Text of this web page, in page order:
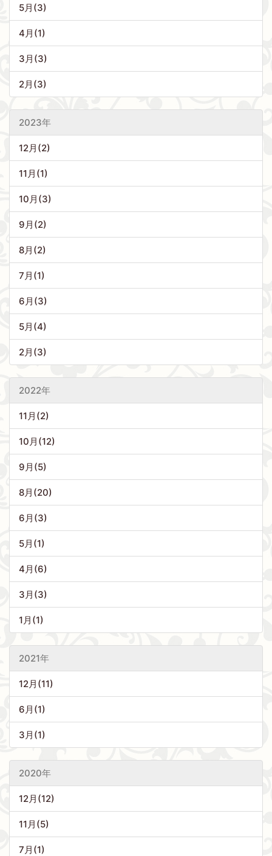
5月(3)
4月(1)
3月(3)
2月(3)
2023年
12月(2)
11月(1)
10月(3)
9月(2)
8月(2)
7月(1)
6月(3)
5月(4)
2月(3)
2022年
11月(2)
10月(12)
9月(5)
8月(20)
6月(3)
5月(1)
4月(6)
3月(3)
1月(1)
2021年
12月(11)
6月(1)
3月(1)
2020年
12月(12)
11月(5)
7月(1)